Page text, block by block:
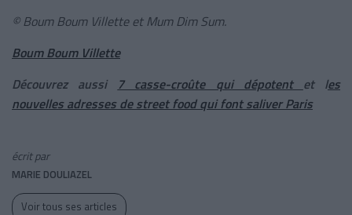
© Boum Boum Villette et Mum Dim Sum.
Boum Boum Villette
Découvrez aussi
7 casse-croûte qui dépotent et les
nouvelles adresses de street food qui font saliver Paris
écrit par
MARIE DOULIAZEL
Voir tous ses articles